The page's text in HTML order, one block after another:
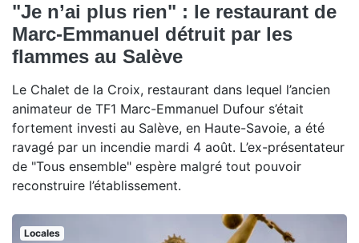
"Je n’ai plus rien" : le restaurant de
Marc-Emmanuel détruit par les
flammes au Salève
Le Chalet de la Croix, restaurant dans lequel l’ancien
animateur de TF1 Marc-Emmanuel Dufour s’était
fortement investi au Salève, en Haute-Savoie, a été
ravagé par un incendie mardi 4 août. L’ex-présentateur
de "Tous ensemble" espère malgré tout pouvoir
reconstruire l’établissement.
Locales